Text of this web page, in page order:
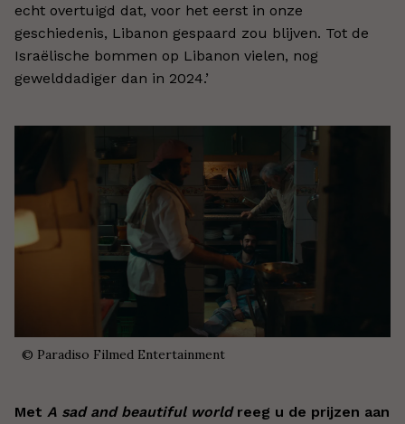
echt overtuigd dat, voor het eerst in onze
geschiedenis, Libanon gespaard zou blijven. Tot de
Israëlische bommen op Libanon vielen, nog
gewelddadiger dan in 2024.’
© Paradiso Filmed Entertainment
Met A sad and beautiful worldreeg u de prijzen aan